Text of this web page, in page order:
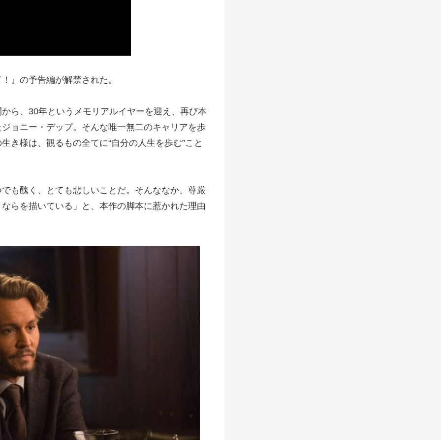
』の予告編が解禁された。
ら、30年というメモリアルイヤーを迎え、再び本
ョニー・デップ。そんな唯⼀無⼆のキャリアを歩
き様は、観るもの全てに“⾃分の⼈⽣を歩む”こと
も醜く、とても悲しいことだ。そんななか、尊厳
らを描いている」と、本作の脚本に惹かれた理由